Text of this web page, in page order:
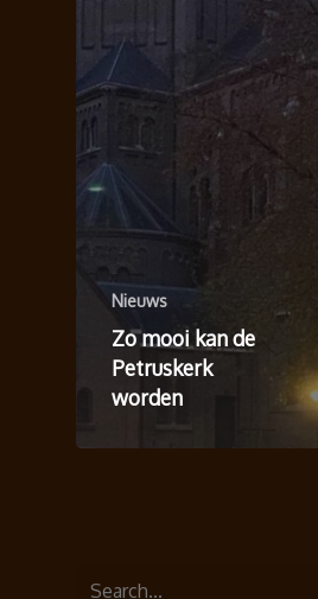
Nieuws
Zo mooi kan de
Petruskerk
worden